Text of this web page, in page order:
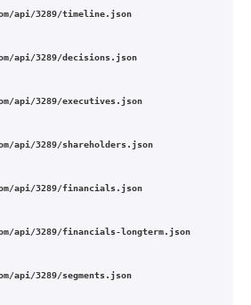
api/3289/timeline.json
api/3289/decisions.json
api/3289/executives.json
api/3289/shareholders.json
api/3289/financials.json
api/3289/financials-longterm.json
api/3289/segments.json